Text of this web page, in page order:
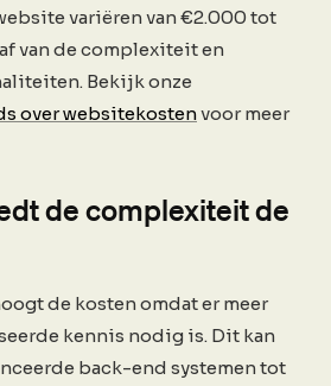
variëren van €2.000 tot
van de complexiteit en
Bekijk onze
over websitekostenvoor meer
de complexiteit de
de kosten omdat er meer
kennis nodig is. Dit kan
back-end systemen tot